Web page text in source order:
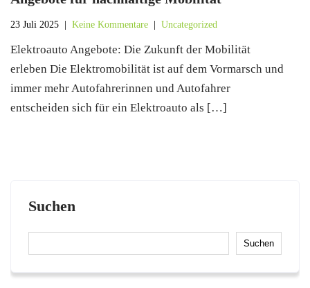
23 Juli 2025 Keine Kommentare Uncategorized
Elektroauto Angebote: Die Zukunft der Mobilität
erleben Die Elektromobilität ist auf dem Vormarsch und
immer mehr Autofahrerinnen und Autofahrer
entscheiden sich für ein Elektroauto als […]
Suchen
Suchen